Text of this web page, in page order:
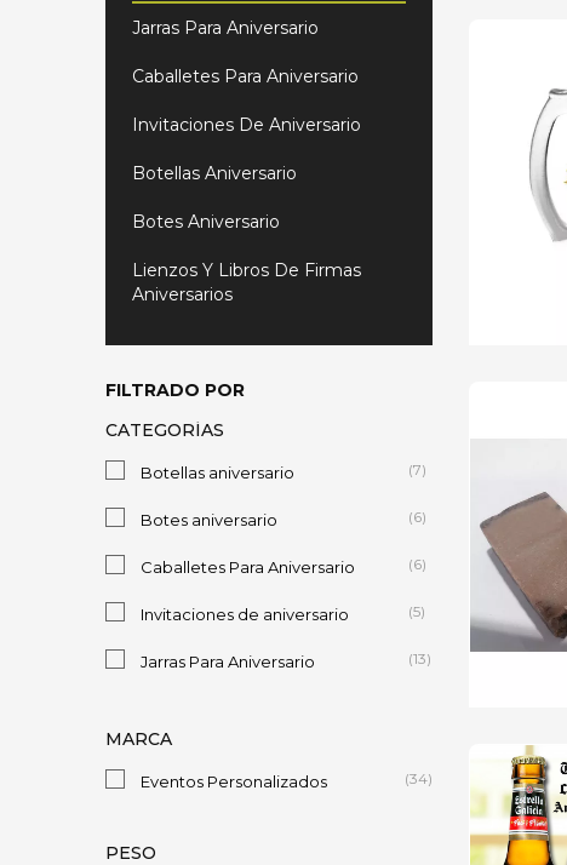
Jarras Para Aniversario
Caballetes Para Aniversario
Invitaciones De Aniversario
Botellas Aniversario
Botes Aniversario
Lienzos Y Libros De Firmas
Aniversarios
FILTRADO POR
CATEGORÍAS
Botellas aniversario (7)
Botes aniversario (6)
Caballetes Para Aniversario (6)
Invitaciones de aniversario (5)
Jarras Para Aniversario (13)
MARCA
Eventos Personalizados (34)
PESO